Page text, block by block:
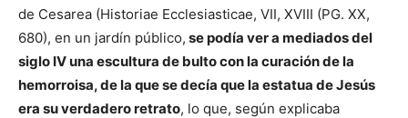
de Cesarea (Historiae Ecclesiasticae, VII, XVIII (PG. XX,
680), en un jardín público, se podía ver a mediados del
siglo IV una escultura de bulto con la curación de la
hemorroisa, de la que se decía que la estatua de Jesús
era su verdadero retrato, lo que, según explicaba